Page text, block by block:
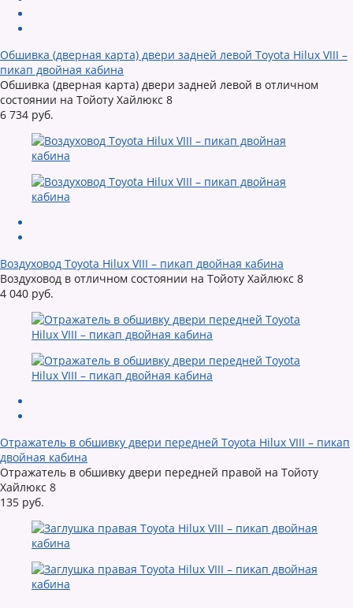
Обшивка (дверная карта) двери задней левой Toyota Hilux VIII –
пикап двойная кабина
Обшивка (дверная карта) двери задней левой в отличном
состоянии на Тойоту Хайлюкс 8
6 734 руб.
Воздуховод Toyota Hilux VIII – пикап двойная кабина
Воздуховод в отличном состоянии на Тойоту Хайлюкс 8
4 040 руб.
Отражатель в обшивку двери передней Toyota Hilux VIII – пикап
двойная кабина
Отражатель в обшивку двери передней правой на Тойоту
Хайлюкс 8
135 руб.